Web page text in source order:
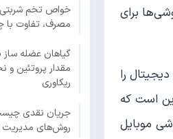
برای
را
است که
موبایل
خواص تخم
مصرف، تفاوت با
گیاهان عضله ساز
مقدار پروتئین
ریکاوری
جریان نقدی
روش‌های مدیریت